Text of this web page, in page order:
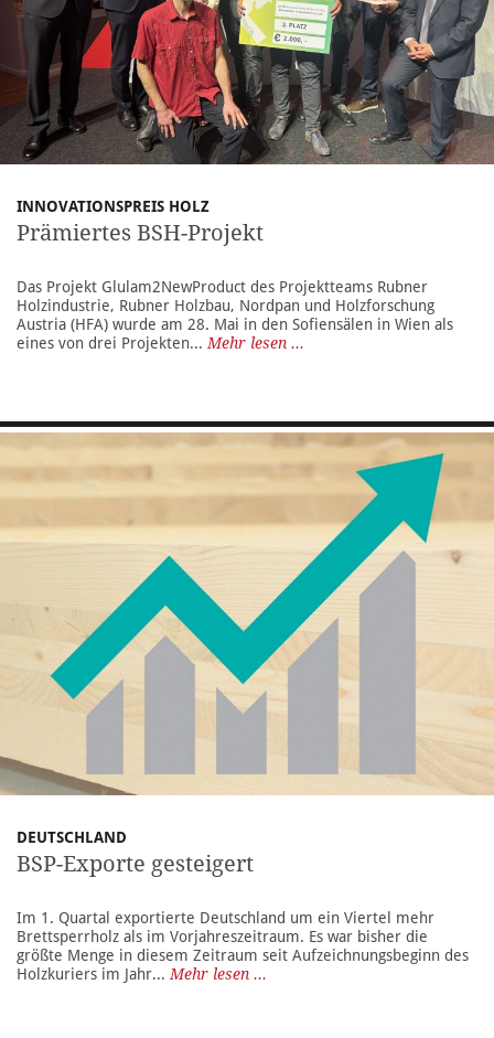
INNOVATIONSPREIS HOLZ
Prämiertes BSH-Projekt
Das Projekt Glulam2NewProduct des Projektteams Rubner
Holzindustrie, Rubner Holzbau, Nordpan und Holzforschung
Austria (HFA) wurde am 28. Mai in den Sofiensälen in Wien als
eines von drei Projekten... Mehr lesen ...
DEUTSCHLAND
BSP-Exporte gesteigert
Im 1. Quartal exportierte Deutschland um ein Viertel mehr
Brettsperrholz als im Vorjahreszeitraum. Es war bisher die
größte Menge in diesem Zeitraum seit Aufzeichnungsbeginn des
Holzkuriers im Jahr... Mehr lesen ...